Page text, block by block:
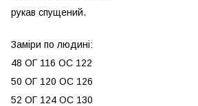
рукав спущений.
Заміри по людині:
48 ОГ 116 ОС 122
50 ОГ 120 ОС 126
52 ОГ 124 ОС 130